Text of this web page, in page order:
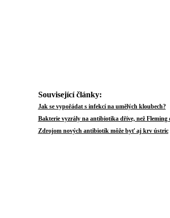
Související články:
Jak se vypořádat s infekcí na umělých kloubech?
Bakterie vyzrály na antibiotika dříve, než Fleming
Zdrojom nových antibiotík môže byť aj krv ústric